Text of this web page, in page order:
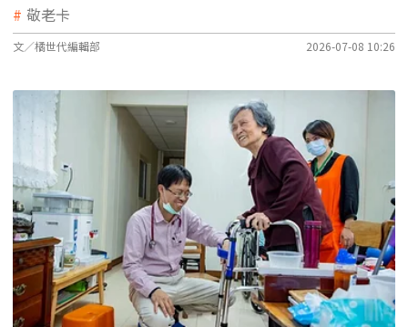
敬老卡
文／橘世代編輯部 2026-07-08 10:26